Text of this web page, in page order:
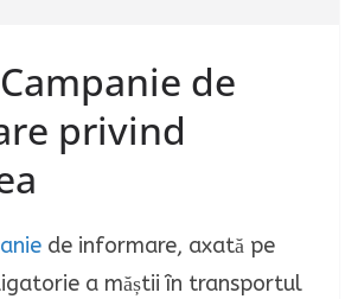
Campanie de
privind
de informare, axată pe
a măștii în transportul